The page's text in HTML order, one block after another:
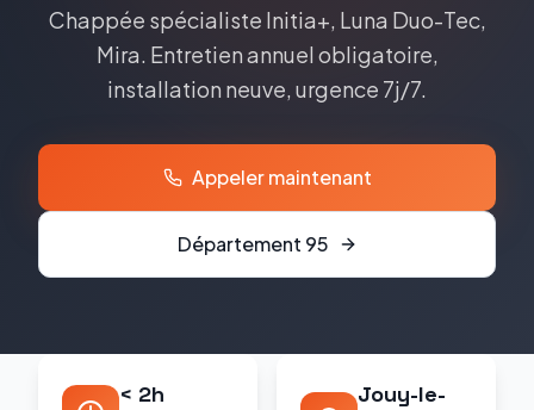
Chappée spécialiste Initia+, Luna Duo-Tec,
Mira. Entretien annuel obligatoire,
installation neuve, urgence 7j/7.
Appeler maintenant
Département 95
< 2h
Jouy-le-